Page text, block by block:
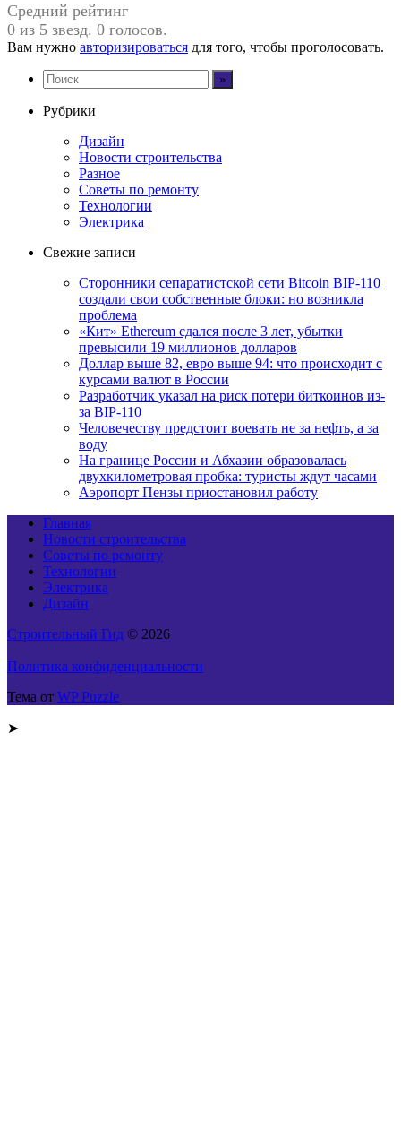
Средний рейтинг
0 из 5 звезд. 0 голосов.
Вам нужно авторизироваться для того, чтобы проголосовать.
Рубрики
Дизайн
Новости строительства
Разное
Советы по ремонту
Технологии
Электрика
Свежие записи
Сторонники сепаратистской сети Bitcoin BIP-110
создали свои собственные блоки: но возникла
проблема
«Кит» Ethereum сдался после 3 лет, убытки
превысили 19 миллионов долларов
Доллар выше 82, евро выше 94: что происходит с
курсами валют в России
Разработчик указал на риск потери биткоинов из-
за BIP-110
Человечеству предстоит воевать не за нефть, а за
воду
На границе России и Абхазии образовалась
двухкилометровая пробка: туристы ждут часами
Аэропорт Пензы приостановил работу
Главная
Новости строительства
Советы по ремонту
Технологии
Электрика
Дизайн
Строительный Гид © 2026
Политика конфиденциальности
Тема от WP Puzzle
➤